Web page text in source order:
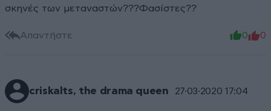
σκηνές των μεταναστών???Φασίστες??
Απαντήστε 0 0
criskalts, the drama queen 27·03·2020 17:04